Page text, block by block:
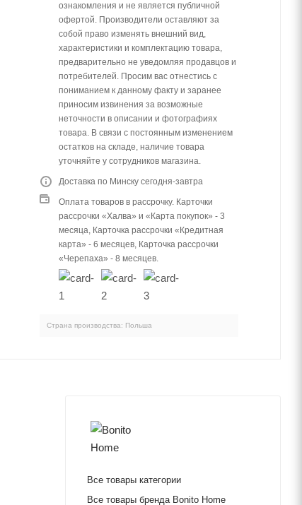
ознакомления и не является публичной
офертой. Производители оставляют за
собой право изменять внешний вид,
характеристики и комплектацию товара,
предварительно не уведомляя продавцов и
потребителей. Просим вас отнестись с
пониманием к данному факту и заранее
приносим извинения за возможные
неточности в описании и фотографиях
товара. В связи с постоянным изменением
остатков на складе, наличие товара
уточняйте у сотрудников магазина.
Доставка по Минску сегодня-завтра
Оплата товаров в рассрочку. Карточки
рассрочки «Халва» и «Карта покупок» - 3
месяца, Карточка рассрочки «Кредитная
карта» - 6 месяцев, Карточка рассрочки
«Черепаха» - 8 месяцев.
Страна производства: Польша
Все товары категории
Все товары бренда Bonito Home